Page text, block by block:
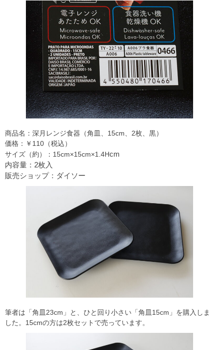
商品名：深月レンジ食器（角皿、15cm、2枚、黒）
価格：￥110（税込）
サイズ（約）：15cm×15cm×1.4Hcm
内容量：2枚入
販売ショップ：ダイソー
筆者は「角皿23cm」と、ひと回り小さい「角皿15cm」を購入しま
した。15cmの方は2枚セットで売っています。